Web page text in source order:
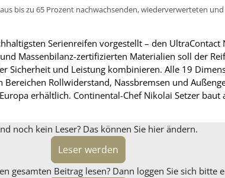
bis zu 65 Prozent nachwachsenden, wiederverwerteten
Serienreifen vorgestellt – den UltraContact
Massenbilanz-zertifizierten Materialien soll der
Sicherheit und Leistung kombinieren. Alle 19
Bereichen Rollwiderstand, Nassbremsen und
erhältlich. Continental-Chef Nikolai Setzer baut
noch kein Leser? Das können Sie hier ändern.
Leser werden
gesamten Beitrag lesen? Dann loggen Sie sich bitte